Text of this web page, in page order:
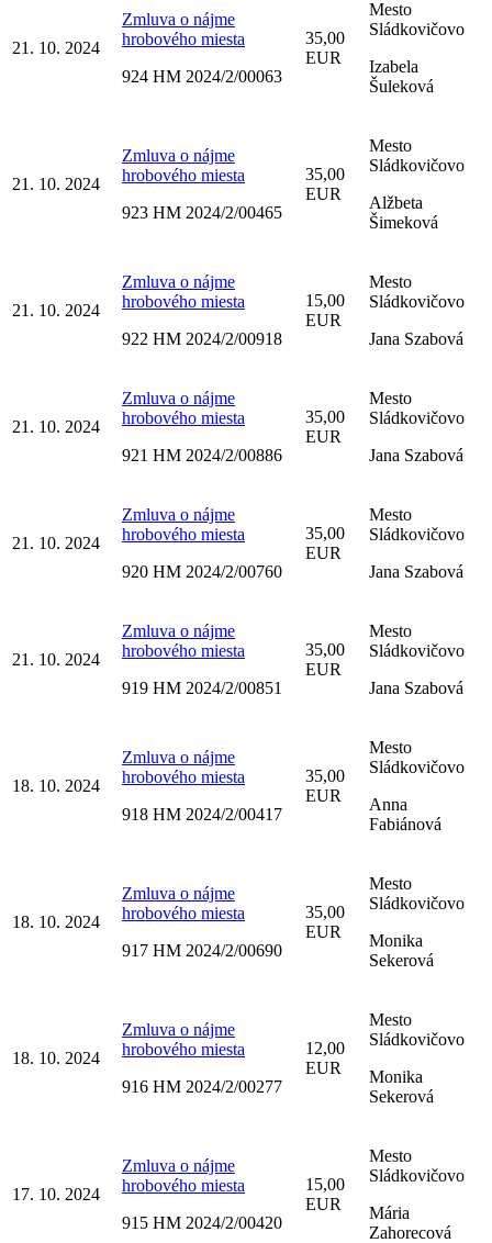
21. 10. 2024
Zmluva o nájme
hrobového miesta
924 HM 2024/2/00063
35,00
EUR
Mesto
Sládkovičovo
Izabela
Šuleková
21. 10. 2024
Zmluva o nájme
hrobového miesta
923 HM 2024/2/00465
35,00
EUR
Mesto
Sládkovičovo
Alžbeta
Šimeková
21. 10. 2024
Zmluva o nájme
hrobového miesta
922 HM 2024/2/00918
15,00
EUR
Mesto
Sládkovičovo
Jana Szabová
21. 10. 2024
Zmluva o nájme
hrobového miesta
921 HM 2024/2/00886
35,00
EUR
Mesto
Sládkovičovo
Jana Szabová
21. 10. 2024
Zmluva o nájme
hrobového miesta
920 HM 2024/2/00760
35,00
EUR
Mesto
Sládkovičovo
Jana Szabová
21. 10. 2024
Zmluva o nájme
hrobového miesta
919 HM 2024/2/00851
35,00
EUR
Mesto
Sládkovičovo
Jana Szabová
18. 10. 2024
Zmluva o nájme
hrobového miesta
918 HM 2024/2/00417
35,00
EUR
Mesto
Sládkovičovo
Anna
Fabiánová
18. 10. 2024
Zmluva o nájme
hrobového miesta
917 HM 2024/2/00690
35,00
EUR
Mesto
Sládkovičovo
Monika
Sekerová
18. 10. 2024
Zmluva o nájme
hrobového miesta
916 HM 2024/2/00277
12,00
EUR
Mesto
Sládkovičovo
Monika
Sekerová
17. 10. 2024
Zmluva o nájme
hrobového miesta
915 HM 2024/2/00420
15,00
EUR
Mesto
Sládkovičovo
Mária
Zahorecová